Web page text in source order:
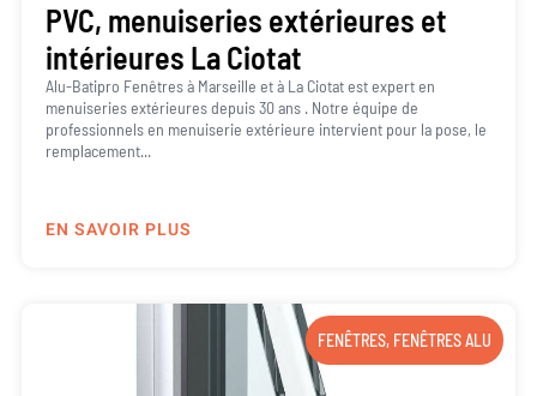
PVC, menuiseries extérieures et
intérieures La Ciotat
Alu-Batipro Fenêtres à Marseille et à La Ciotat est expert en
menuiseries extérieures depuis 30 ans . Notre équipe de
professionnels en menuiserie extérieure intervient pour la pose, le
remplacement...
EN SAVOIR PLUS
FENÊTRES, FENÊTRES ALU